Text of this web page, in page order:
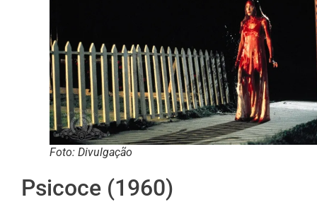
Foto: Divulgação
Psicoce (1960)